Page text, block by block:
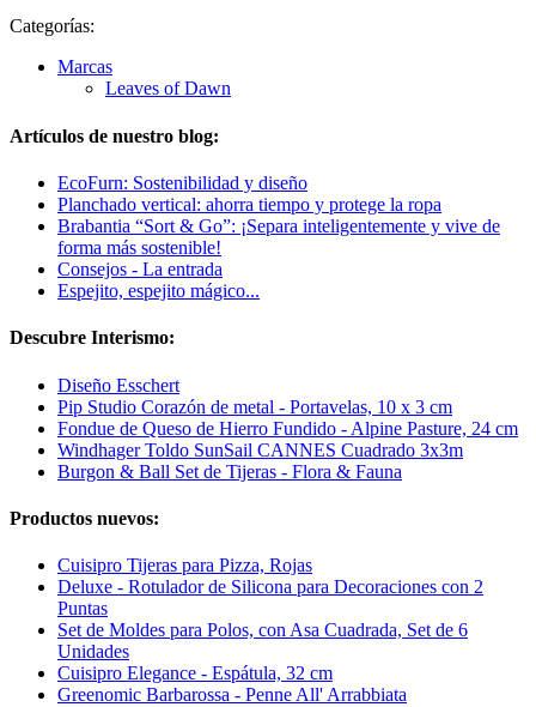
Categorías:
Marcas
Leaves of Dawn
Artículos de nuestro blog:
EcoFurn: Sostenibilidad y diseño
Planchado vertical: ahorra tiempo y protege la ropa
Brabantia “Sort & Go”: ¡Separa inteligentemente y vive de
forma más sostenible!
Consejos - La entrada
Espejito, espejito mágico...
Descubre Interismo:
Diseño Esschert
Pip Studio Corazón de metal - Portavelas, 10 x 3 cm
Fondue de Queso de Hierro Fundido - Alpine Pasture, 24 cm
Windhager Toldo SunSail CANNES Cuadrado 3x3m
Burgon & Ball Set de Tijeras - Flora & Fauna
Productos nuevos:
Cuisipro Tijeras para Pizza, Rojas
Deluxe - Rotulador de Silicona para Decoraciones con 2
Puntas
Set de Moldes para Polos, con Asa Cuadrada, Set de 6
Unidades
Cuisipro Elegance - Espátula, 32 cm
Greenomic Barbarossa - Penne All' Arrabbiata